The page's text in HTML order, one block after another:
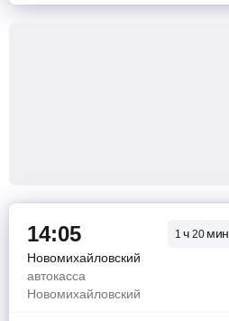
14:05 1ч 20 мин
Новомихайловский
автокасса
Новомихайловский